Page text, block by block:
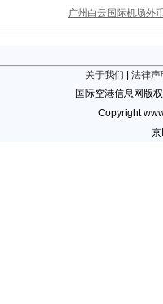
广州白云国际机场外
关于我们
法律声
国际空港信息网版
Copyright